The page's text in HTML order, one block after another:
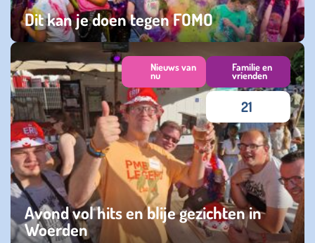
Dit kan je doen tegen FOMO
zondag 02 november 2025
Avond vol hits en blije gezichten in
Woerden
Nieuws van
nu
Familie en
vrienden
21